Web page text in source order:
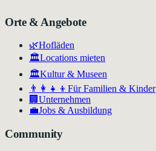
Orte & Angebote
🌿Hofläden
🏛️Locations mieten
🏛Kultur & Museen
👨‍👩‍👧‍👦 Für Familien & Kinder
🏢 Unternehmen
💼Jobs & Ausbildung
Community